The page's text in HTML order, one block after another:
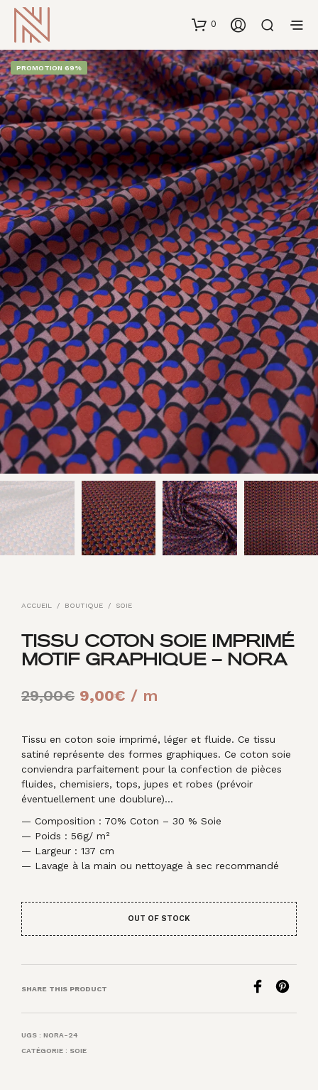
0
PROMOTION 69%
ACCUEIL / BOUTIQUE / SOIE
TISSU COTON SOIE IMPRIMÉ
MOTIF GRAPHIQUE – NORA
29,00€ Le
initial
était :
29,00€.
9,00€ Le
actuel
est :
9,00€.
/ m
Tissu en coton soie imprimé, léger et fluide. Ce tissu
satiné représente des formes graphiques. Ce coton soie
conviendra parfaitement pour la confection de pièces
fluides, chemisiers, tops, jupes et robes (prévoir
éventuellement une doublure)…
— Composition : 70% Coton – 30 % Soie
— Poids : 56g/ m²
— Largeur : 137 cm
— Lavage à la main ou nettoyage à sec recommandé
OUT OF STOCK
SHARE THIS PRODUCT
UGS : NORA-24
CATÉGORIE : SOIE